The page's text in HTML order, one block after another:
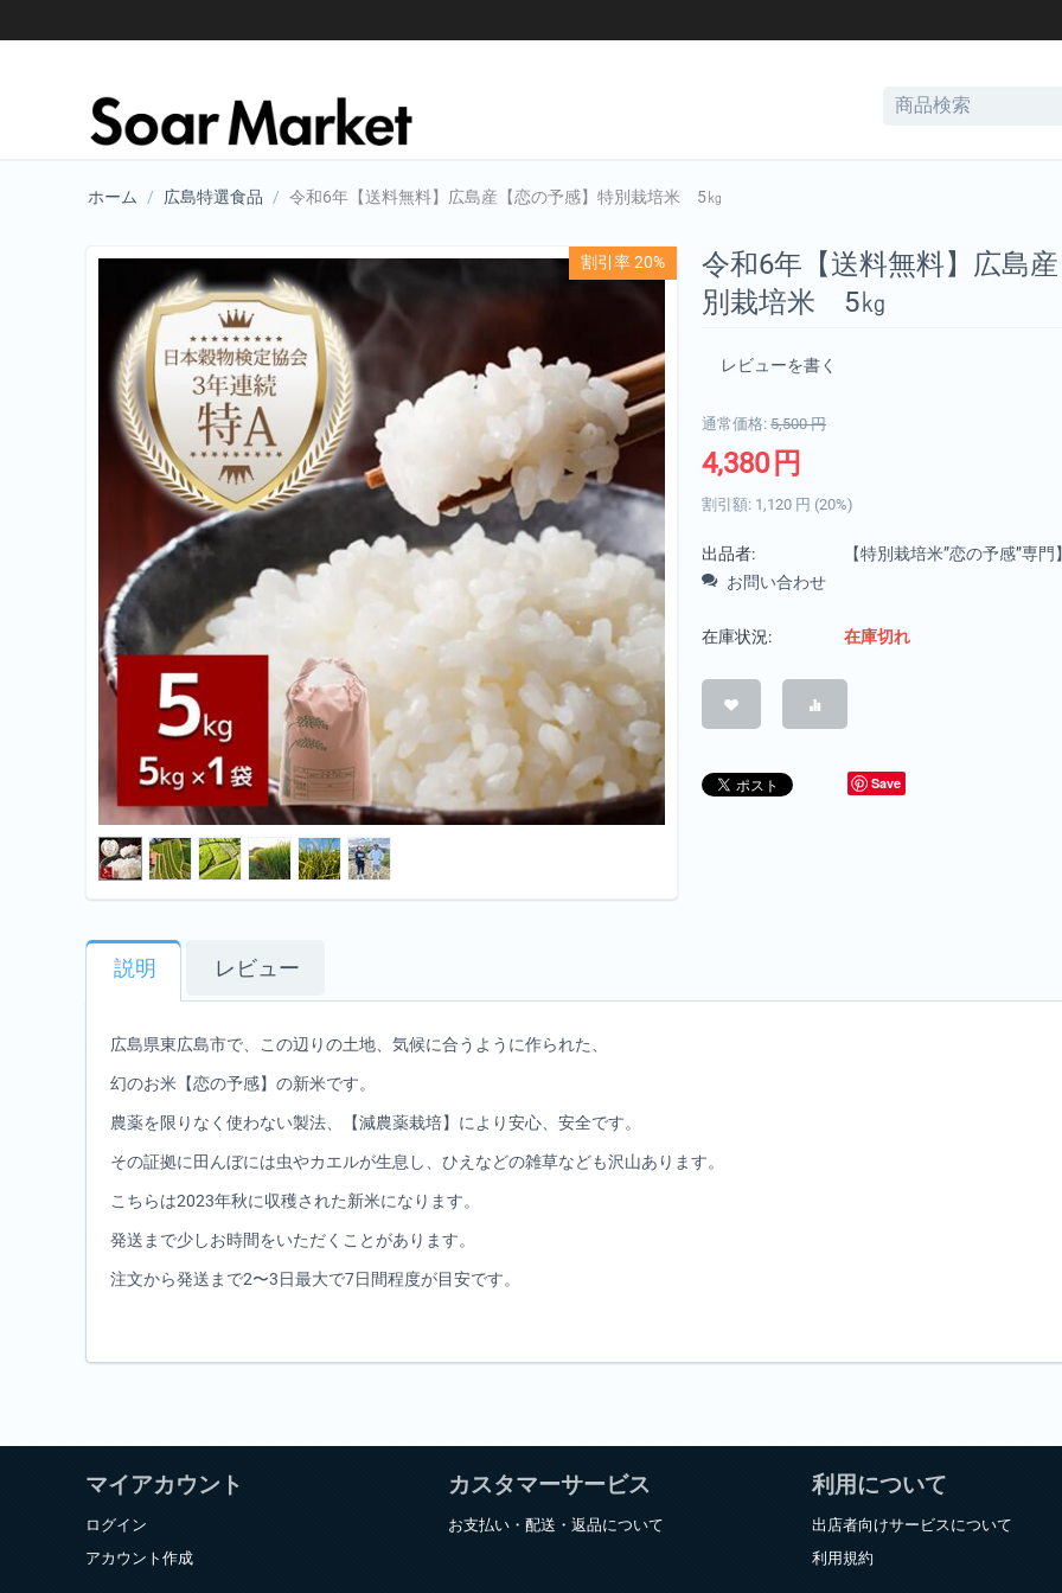
ホーム / 広島特選食品 / 令和6年【送料無料】広島産【恋の予感】特別栽培米 5㎏
割引率 20%
令和6年【送料無料】広島
別栽培米 5㎏
レビューを書く
通常価格: 5,500 円
4,380 円
割引額: 1,120 円 (20%)
出品者:
【特別栽培米”恋の予感”専
お問い合わせ
在庫状況: 在庫切れ
Save
説明 レビュー
広島県東広島市で、この辺りの土地、気候に合うように作られた、
幻のお米【恋の予感】の新米です。
農薬を限りなく使わない製法、【減農薬栽培】により安心、安全です。
その証拠に田んぼには虫やカエルが生息し、ひえなどの雑草なども沢山あります。
こちらは2023年秋に収穫された新米になります。
発送まで少しお時間をいただくことがあります。
注文から発送まで2〜3日最大で7日間程度が目安です。
マイアカウント
ログイン
アカウント作成
カスタマーサービス
お支払い・配送・返品について
利用について
出店者向けサービスについて
利用規約